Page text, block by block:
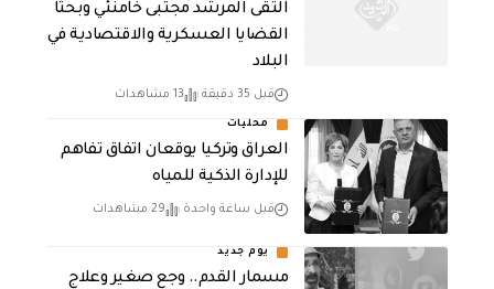
التقى المرشد مجتبى خامنئي وبحثا
القضايا العسكرية والاقتصادية في
البلاد
قبل 35 دقيقة 13 مشاهدات
محليات
العراق وتركيا يوقعان اتفاق تفاهم
للإدارة الذكية للمياه
قبل ساعة واحدة 29 مشاهدات
يوم جديد
مسمار القدم.. وجع صغير وعلاج